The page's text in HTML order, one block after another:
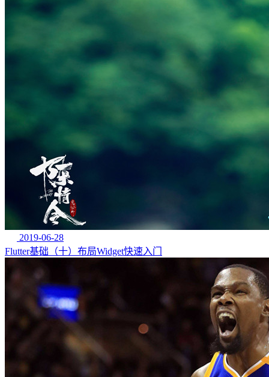
2019-06-28
Flutter基础（十）布局Widget快速入门